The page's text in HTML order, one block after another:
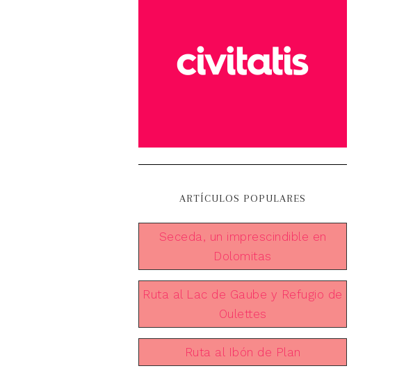
ARTÍCULOS POPULARES
Seceda, un imprescindible en
Dolomitas
Ruta al Lac de Gaube y Refugio de
Oulettes
Ruta al Ibón de Plan